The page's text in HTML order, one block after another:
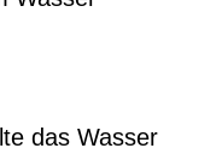
das Wasser